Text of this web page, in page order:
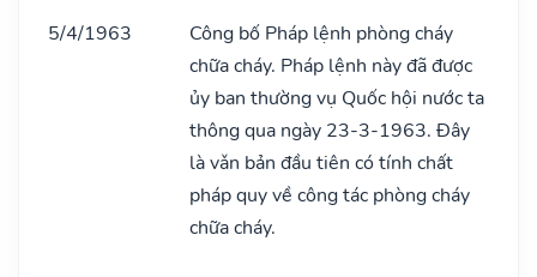
5/4/1963
Công bố Pháp lệnh phòng cháy
chữa cháy. Pháp lệnh này đã được
ủy ban thường vụ Quốc hội nước ta
thông qua ngày 23-3-1963. Đây
là vǎn bản đầu tiên có tính chất
pháp quy về công tác phòng cháy
chữa cháy.